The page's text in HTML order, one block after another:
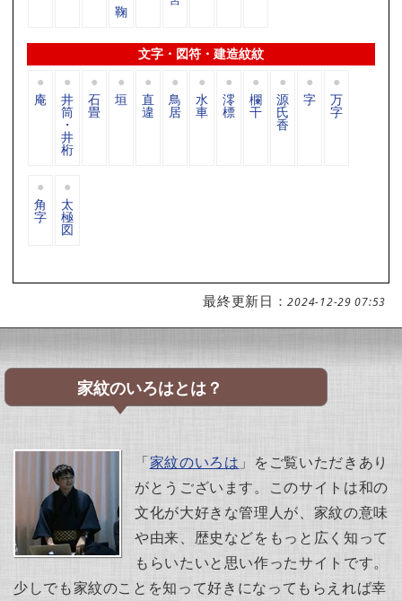
鞠
文字・図符・建造紋紋
庵 井
筒
・
井
桁
石
畳
垣 直
違
鳥
居
水
車
澪
標
欄
干
源
氏
香
字 万
字
角
字
太
極
図
最終更新日：2024-12-29 07:53
家紋のいろはとは？
「家紋のいろは 」をご覧いただきあり
がとうございます。このサイトは和の
文化が大好きな管理人が、家紋の意味
や由来、歴史などをもっと広く知って
もらいたいと思い作ったサイトです。
少しでも家紋のことを知って好きになってもらえれば幸